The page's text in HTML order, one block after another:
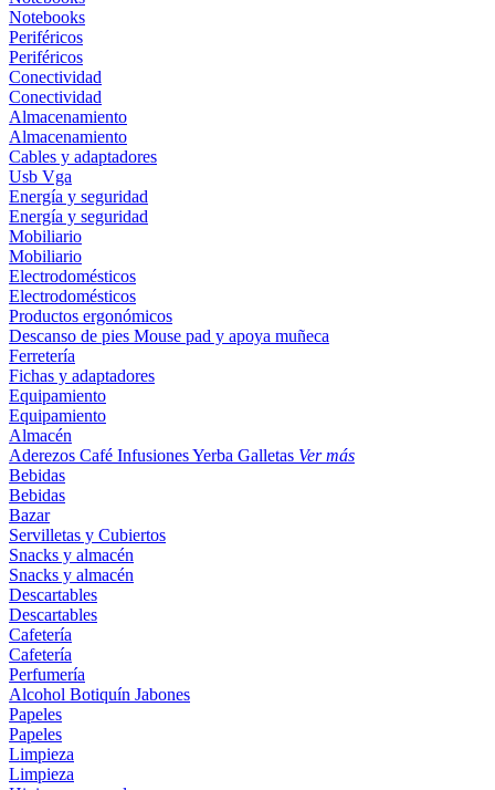
Notebooks
Periféricos
Periféricos
Conectividad
Conectividad
Almacenamiento
Almacenamiento
Cables y adaptadores
Usb Vga
Energía y seguridad
Energía y seguridad
Mobiliario
Mobiliario
Electrodomésticos
Electrodomésticos
Productos ergonómicos
Descanso de pies Mouse pad y apoya muñeca
Ferretería
Fichas y adaptadores
Equipamiento
Equipamiento
Almacén
Aderezos Café InfusionesYerba Galletas Ver más
Bebidas
Bebidas
Bazar
Servilletas y Cubiertos
Snacks y almacén
Snacks y almacén
Descartables
Descartables
Cafetería
Cafetería
Perfumería
Alcohol Botiquín Jabones
Papeles
Papeles
Limpieza
Limpieza